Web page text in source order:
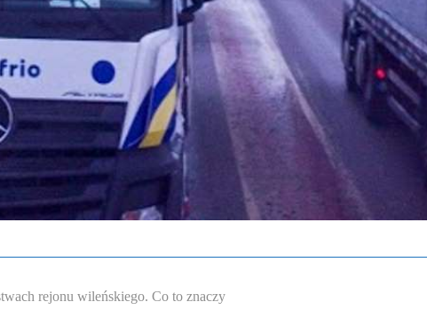
rejonu wileńskiego. Co to znaczy